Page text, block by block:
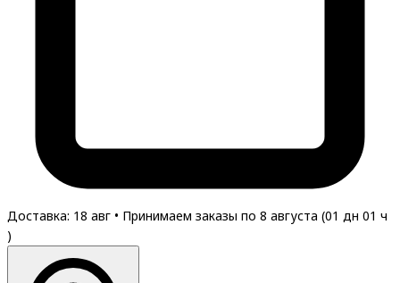
Доставка: 18 авг • Принимаем заказы по 8 августа (01 дн 01 ч
)